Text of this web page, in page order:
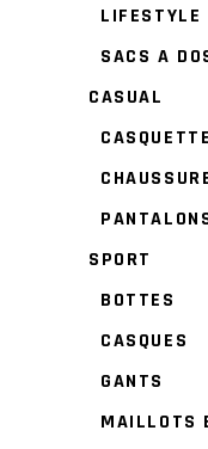
LIFESTYLE
SACS A
CASUAL
SPORT
BOTTES
CASQUES
GANTS
MAILLOTS